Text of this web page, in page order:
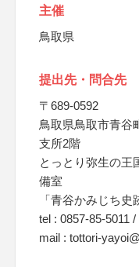
主催
鳥取県
提出先・問合先
〒689-0592
鳥取県鳥取市青谷
支所2階
とっとり弥生の王
備室
「青谷かみじち
tel : 0857-85-5011
mail : tottori-